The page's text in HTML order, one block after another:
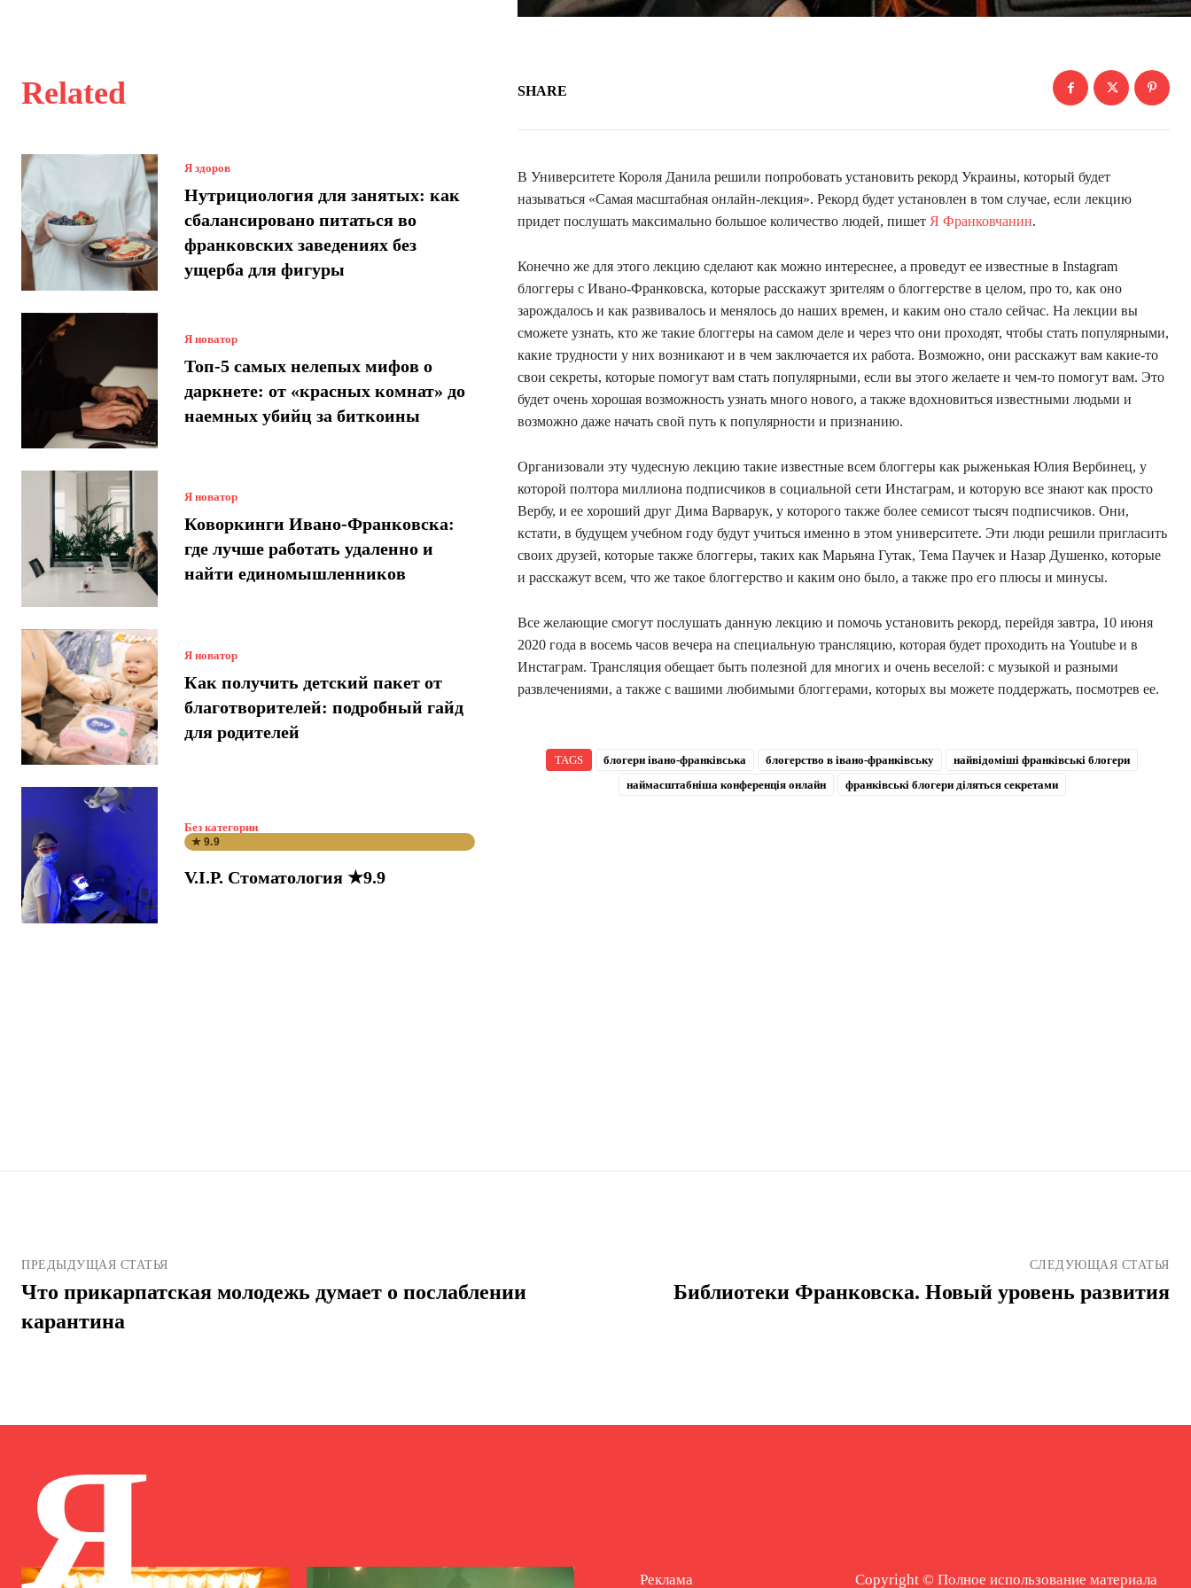
Related
Я здоров
Нутрициология для занятых: как
сбалансировано питаться во
франковских заведениях без
ущерба для фигуры
Я новатор
Топ-5 самых нелепых мифов о
даркнете: от «красных комнат» до
наемных убийц за биткоины
Я новатор
Коворкинги Ивано-Франковска:
где лучше работать удаленно и
найти единомышленников
Я новатор
Как получить детский пакет от
благотворителей: подробный гайд
для родителей
Без категории
★ 9.9
V.I.P. Стоматология ★9.9
SHARE
В Университете Короля Данила решили попробовать установить рекорд Украины, который будет
называться «Самая масштабная онлайн-лекция». Рекорд будет установлен в том случае, если лекцию
придет послушать максимально большое количество людей, пишет Я Франковчанин.
Конечно же для этого лекцию сделают как можно интереснее, а проведут ее известные в Instagram
блоггеры с Ивано-Франковска, которые расскажут зрителям о блоггерстве в целом, про то, как оно
зарождалось и как развивалось и менялось до наших времен, и каким оно стало сейчас. На лекции вы
сможете узнать, кто же такие блоггеры на самом деле и через что они проходят, чтобы стать популярными,
какие трудности у них возникают и в чем заключается их работа. Возможно, они расскажут вам какие-то
свои секреты, которые помогут вам стать популярными, если вы этого желаете и чем-то помогут вам. Это
будет очень хорошая возможность узнать много нового, а также вдохновиться известными людьми и
возможно даже начать свой путь к популярности и признанию.
Организовали эту чудесную лекцию такие известные всем блоггеры как рыженькая Юлия Вербинец, у
которой полтора миллиона подписчиков в социальной сети Инстаграм, и которую все знают как просто
Вербу, и ее хороший друг Дима Варварук, у которого также более семисот тысяч подписчиков. Они,
кстати, в будущем учебном году будут учиться именно в этом университете. Эти люди решили пригласить
своих друзей, которые также блоггеры, таких как Марьяна Гутак, Тема Паучек и Назар Душенко, которые
и расскажут всем, что же такое блоггерство и каким оно было, а также про его плюсы и минусы.
Все желающие смогут послушать данную лекцию и помочь установить рекорд, перейдя завтра, 10 июня
2020 года в восемь часов вечера на специальную трансляцию, которая будет проходить на Youtube и в
Инстаграм. Трансляция обещает быть полезной для многих и очень веселой: с музыкой и разными
развлечениями, а также с вашими любимыми блоггерами, которых вы можете поддержать, посмотрев ее.
TAGS блогери івано-франківська блогерство в івано-франківську
найвідоміші франківські блогери
наймасштабніша конференція онлайн
франківські блогери діляться секретами
ПРЕДЫДУЩАЯ СТАТЬЯ
Что прикарпатская молодежь думает о послаблении
карантина
СЛЕДУЮЩАЯ СТАТЬЯ
Библиотеки Франковска. Новый уровень развития
Я Реклама Copyright © Полное использование материала